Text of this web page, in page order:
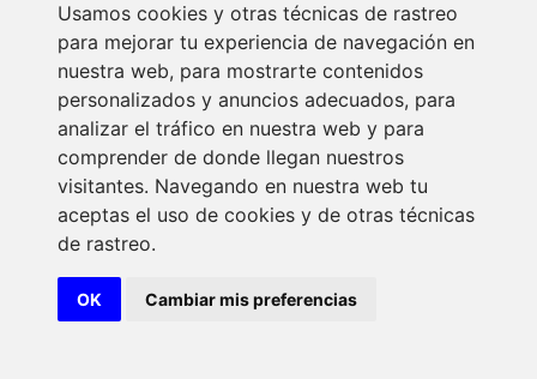
Usamos cookies y otras técnicas de rastreo
para mejorar tu experiencia de navegación en
nuestra web, para mostrarte contenidos
personalizados y anuncios adecuados, para
analizar el tráfico en nuestra web y para
comprender de donde llegan nuestros
visitantes. Navegando en nuestra web tu
aceptas el uso de cookies y de otras técnicas
de rastreo.
OK Cambiar mis preferencias
Proyecto de rehabilitación energética
Ver más